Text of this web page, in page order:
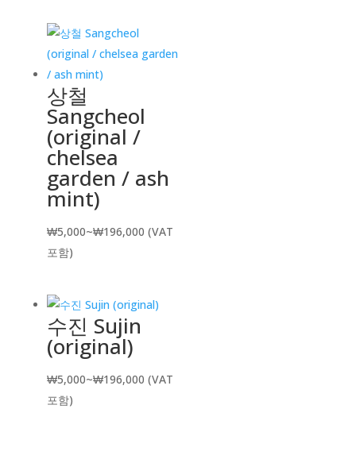
상철
Sangcheol
(original /
chelsea
garden / ash
mint)
₩5,000~₩196,000가
₩5,000~₩196,000
(VAT
포함)
수진 Sujin
(original)
₩5,000~₩196,000가(VAT
포함)